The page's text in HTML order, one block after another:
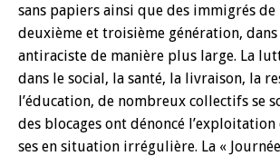
sans papiers ainsi que des immigrés
deuxième et troisième génération,
antiraciste de manière plus large. La
dans le social, la santé, la livraison, la
l’éducation, de nombreux collectifs se
des blocages ont dénoncé
ses en situation irrégulière. La «